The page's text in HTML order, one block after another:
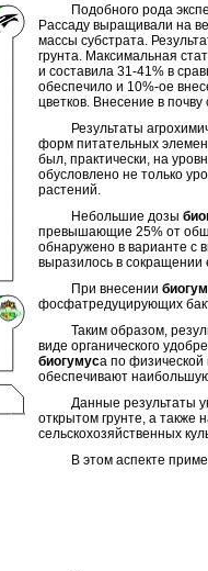
Подобного рода
Рассаду выращивали на
массы субстрата.
грунта. Максимальная
и составила 31-41% в
обеспечило и 10%-ое
цветков. Внесение в
Результаты
форм питательных
был, практически, на
обусловлено не только
растений.
Небольшие дозы
превышающие 25% от
обнаружено в варианте с
выразилось в сокращении
При внесении
фосфатредуцирующих
Таким образом,
виде органического
биогумуса по физической
обеспечивают
Данные результаты
открытом грунте, а также
сельскохозяйственных
В этом аспекте